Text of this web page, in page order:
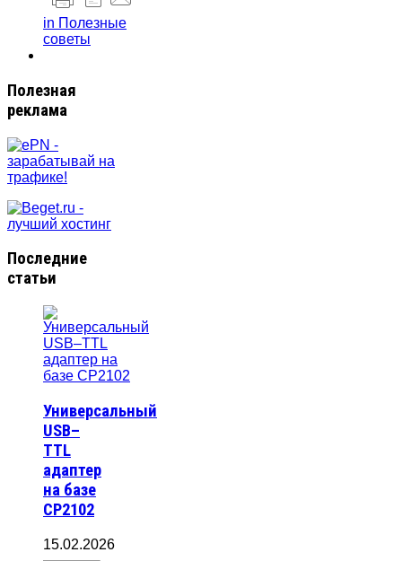
in Полезные
советы
Полезная
реклама
Последние
статьи
Универсальный
USB–
TTL
адаптер
на базе
CP2102
15.02.2026